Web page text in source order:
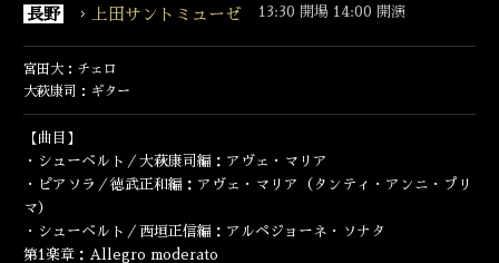
CONCERT
DISCOGRAPHY
ENGLISH
長野 上田サントミューゼ 13:30 開場 14:00 開演
宮田大：チェロ
大萩康司：ギター
【曲目】
・シューベルト／大萩康司編：アヴェ・マリア
・ピアソラ／徳武正和編：アヴェ・マリア（タンティ・アンニ・
プリ
マ）
・シューベルト／西垣正信編：アルペジョーネ・ソナタ
第1楽章：Allegro moderato